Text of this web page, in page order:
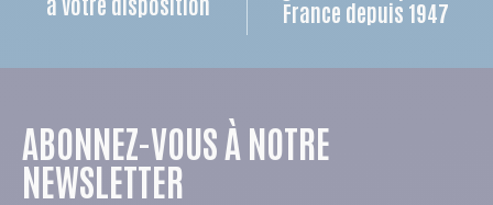
France depuis 1947
ABONNEZ-VOUS À NOTRE
NEWSLETTER